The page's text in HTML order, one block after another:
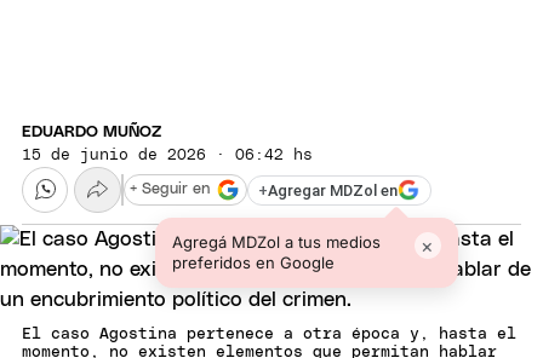
EDUARDO MUÑOZ
15 de junio de 2026 · 06:42 hs
+Agregar MDZol en
Agregá MDZol a tus medios
preferidos en Google
×
+ Seguir en
El caso Agostina pertenece a otra época y, hasta el
momento, no existen elementos que permitan hablar